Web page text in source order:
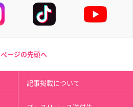
ページの先頭へ
記事掲載について